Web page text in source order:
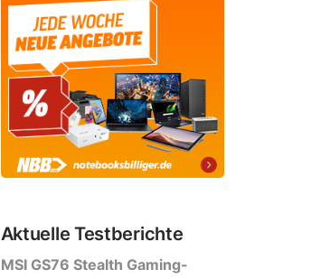
Aktuelle Testberichte
MSI GS76 Stealth Gaming-